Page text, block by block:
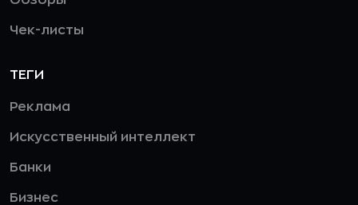
Чек-листы
ТЕГИ
Реклама
Искусственный интеллект
Банки
Бизнес